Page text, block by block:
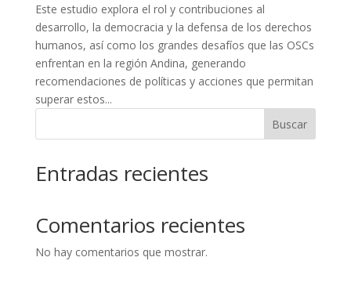
Este estudio explora el rol y contribuciones al
desarrollo, la democracia y la defensa de los derechos
humanos, así como los grandes desafíos que las OSCs
enfrentan en la región Andina, generando
recomendaciones de políticas y acciones que permitan
superar estos...
Buscar
Entradas recientes
Comentarios recientes
No hay comentarios que mostrar.